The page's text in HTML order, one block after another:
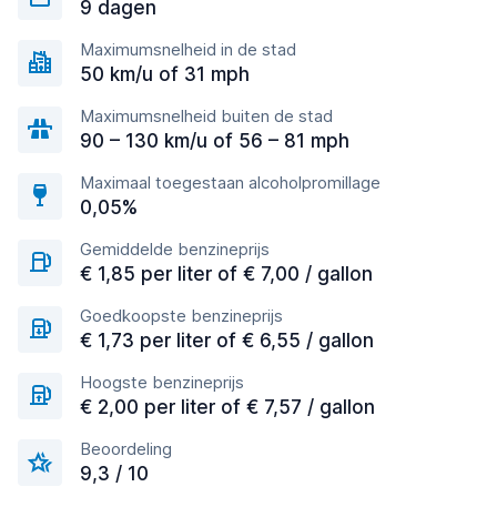
9 dagen
Maximumsnelheid in de stad
50 km/u of 31 mph
Maximumsnelheid buiten de stad
90 – 130 km/u of 56 – 81 mph
Maximaal toegestaan alcoholpromillage
0,05%
Gemiddelde benzineprijs
€ 1,85 per liter of € 7,00 / gallon
Goedkoopste benzineprijs
€ 1,73 per liter of € 6,55 / gallon
Hoogste benzineprijs
€ 2,00 per liter of € 7,57 / gallon
Beoordeling
9,3 / 10